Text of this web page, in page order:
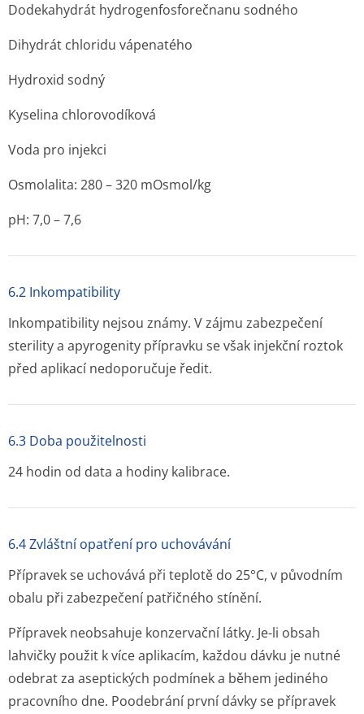
Dodekahydrát hydrogenfosfo­rečnanu sodného
Dihydrát chloridu vápenatého
Hydroxid sodný
Kyselina chlorovodíková
Voda pro injekci
Osmolalita: 280 – 320 mOsmol/kg
pH: 7,0 – 7,6
6.2 Inkompatibility
Inkompatibility nejsou známy. V zájmu zabezpečení
sterility a apyrogenity přípravku se však injekční roztok
před aplikací nedoporučuje ředit.
6.3 Doba použitelnosti
24 hodin od data a hodiny kalibrace.
6.4 Zvláštní opatření pro uchovávání
Přípravek se uchovává při teplotě do 25°C, v původním
obalu při zabezpečení patřičného stínění.
Přípravek neobsahuje konzervační látky. Je-li obsah
lahvičky použit k více aplikacím, každou dávku je nutné
odebrat za aseptických podmínek a během jediného
pracovního dne. Poodebrání první dávky se přípravek